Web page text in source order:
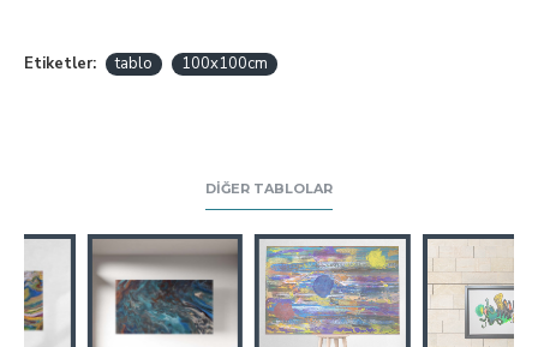
Etiketler: tablo 100x100cm
DIĞER TABLOLAR